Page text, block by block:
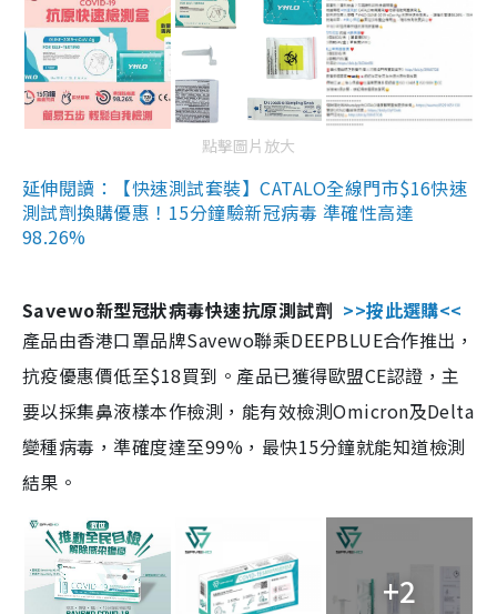
點擊圖片放大
延伸閱讀：【快速測試套裝】CATALO全線門市$16快速
測試劑換購優惠！15分鐘驗新冠病毒 準確性高達
98.26%
Savewo新型冠狀病毒快速抗原測試劑 >>按此選購<<
產品由香港口罩品牌Savewo聯乘DEEPBLUE合作推出，
抗疫優惠價低至$18買到。產品已獲得歐盟CE認證，主
要以採集鼻液樣本作檢測，能有效檢測Omicron及Delta
變種病毒，準確度達至99%，最快15分鐘就能知道檢測
結果。
+2